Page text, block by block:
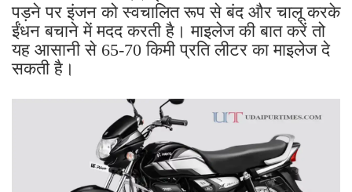
पड़ने पर इंजन को स्वचालित रूप से बंद और चालू करके
ईंधन बचाने में मदद करती है। माइलेज की बात करें तो
यह आसानी से 65-70 किमी प्रति लीटर का माइलेज दे
सकती है।